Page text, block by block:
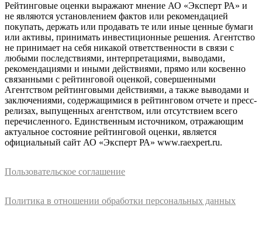
Рейтинговые оценки выражают мнение АО «Эксперт РА» и
не являются установлением фактов или рекомендацией
покупать, держать или продавать те или иные ценные бумаги
или активы, принимать инвестиционные решения. Агентство
не принимает на себя никакой ответственности в связи с
любыми последствиями, интерпретациями, выводами,
рекомендациями и иными действиями, прямо или косвенно
связанными с рейтинговой оценкой, совершенными
Агентством рейтинговыми действиями, а также выводами и
заключениями, содержащимися в рейтинговом отчете и пресс-
релизах, выпущенных агентством, или отсутствием всего
перечисленного. Единственным источником, отражающим
актуальное состояние рейтинговой оценки, является
официальный сайт АО «Эксперт РА» www.raexpert.ru.
Пользовательское соглашение
Политика в отношении обработки персональных данных